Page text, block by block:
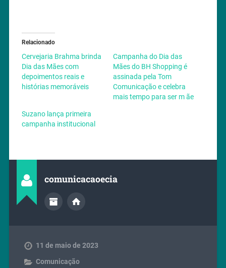
Relacionado
Cervejaria Brahma brinda
Dia das Mães com
depoimentos reais e
histórias memoráveis
Campanha do Dia das
Mães do BH Shopping é
assinada pela Tom
Comunicação e celebra
mais tempo para ser m ãe
Suzano lança primeira
campanha institucional
comunicacaoecia
11 de maio de 2023
Comunicação